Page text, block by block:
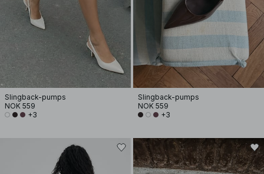
Slingback-pumps
NOK 559
+3
Slingback-pumps
NOK 559
+3